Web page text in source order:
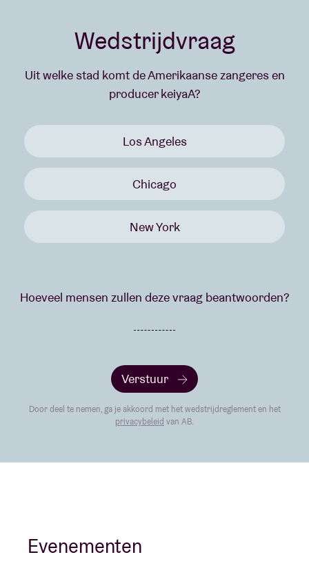
Wedstrijdvraag
Uit welke stad komt de Amerikaanse zangeres en
producer keiyaA?
Los Angeles
Chicago
New York
Hoeveel mensen zullen deze vraag beantwoorden?
Verstuur
Door deel te nemen, ga je akkoord met het wedstrijdreglement en het
privacybeleid van AB.
Evenementen